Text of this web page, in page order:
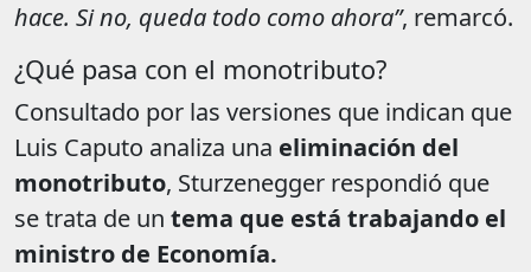
hace. Si no, queda todo como ahora”, remarcó.
¿Qué pasa con el monotributo?
Consultado por las versiones que indican que
Luis Caputo analiza una eliminación del
monotributo, Sturzenegger respondió que
se trata de un tema que está trabajando el
ministro de Economía.